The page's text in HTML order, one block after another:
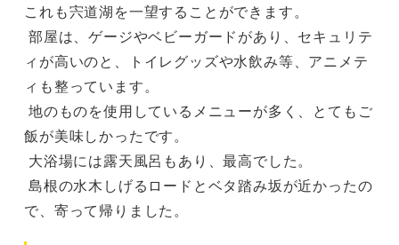
これも宍道湖を一望することができます。
ィが高いのと、トイレグッズや水飲み等、アニメテ
ィも整っています。
飯が美味しかったです。
で、寄って帰りました。